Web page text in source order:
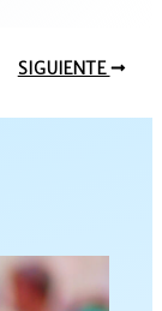
SIGUIENTE